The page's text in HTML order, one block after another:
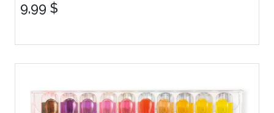
9,99 $